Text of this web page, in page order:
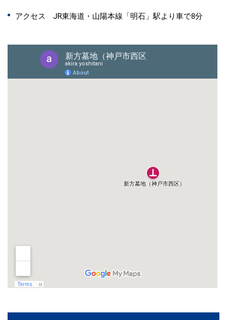
アクセス JR東海道・山陽本線「明石」駅より車で8分